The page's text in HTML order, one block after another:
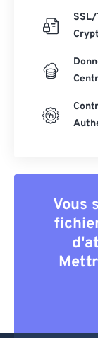
SSL/
Vous